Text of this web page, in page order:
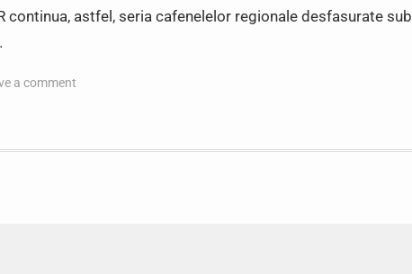
continua, astfel, seria cafenelelor regionale desfasurate sub
a comment